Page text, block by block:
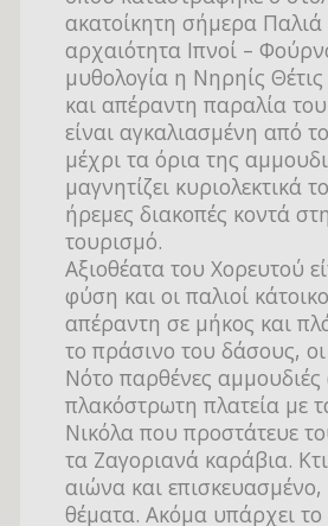
ακατοίκητη σήμερα
αρχαιότητα Ιπνοί –
μυθολογία η Νηρηίς
και απέραντη παραλία
είναι αγκαλιασμένη από
μέχρι τα όρια της
μαγνητίζει κυριολεκτικά
ήρεμες διακοπές κοντά
τουρισμό.
Αξιοθέατα του Χορευτού
φύση και οι παλιοί
απέραντη σε μήκος και
το πράσινο του δάσους,
Νότο παρθένες
πλακόστρωτη πλατεία με
Νικόλα που προστάτευε
τα Ζαγοριανά καράβια.
αιώνα και
θέματα. Ακόμα υπάρχει